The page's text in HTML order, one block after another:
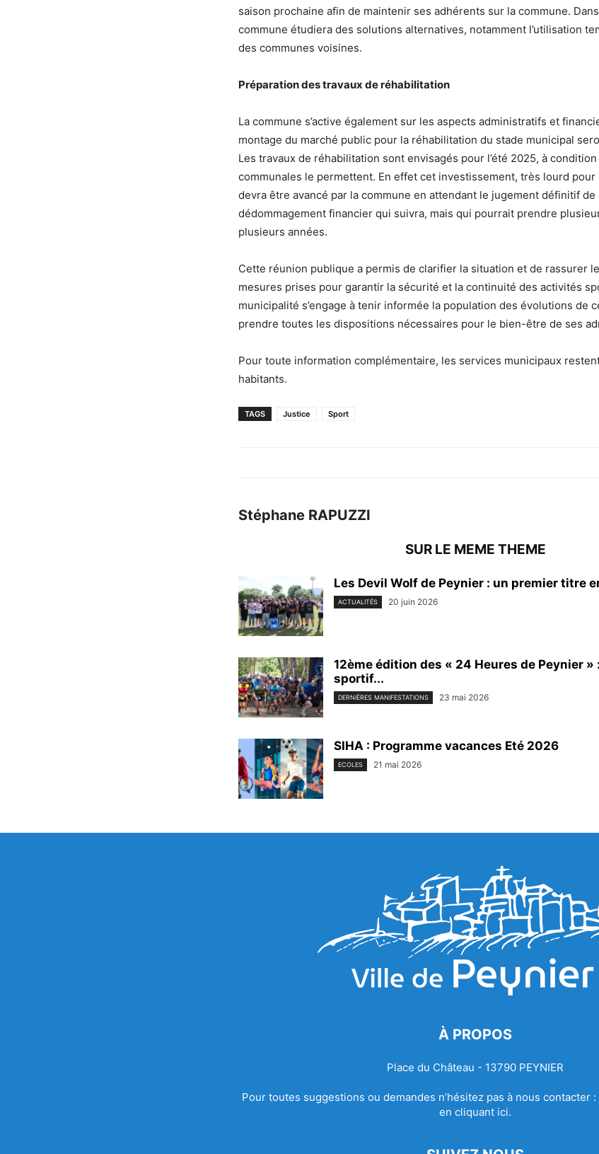
saison prochaine afin de maintenir ses adhérents sur la commune.
commune étudiera des solutions alternatives, notamment l’utilisation
des communes voisines.
Préparation des travaux de réhabilitation
La commune s’active également sur les aspects administratifs et
montage du marché public pour la réhabilitation du stade municipal
Les travaux de réhabilitation sont envisagés pour l’été 2025, à
communales le permettent. En effet cet investissement, très lourd pour
devra être avancé par la commune en attendant le jugement définitif de
dédommagement financier qui suivra, mais qui pourrait prendre
plusieurs années.
Cette réunion publique a permis de clarifier la situation et de rassurer
mesures prises pour garantir la sécurité et la continuité des activités
municipalité s’engage à tenir informée la population des évolutions de
prendre toutes les dispositions nécessaires pour le bien-être de ses
Pour toute information complémentaire, les services municipaux
habitants.
TAGS Justice Sport
Stéphane RAPUZZI
SUR LE MEME THEME
Les Devil Wolf de Peynier : un premier titre
ACTUALITÉS 20 juin 2026
12ème édition des « 24 Heures de Peynier »
sportif...
DERNIÈRES MANIFESTATIONS 23 mai 2026
SIHA : Programme vacances Eté 2026
ECOLES 21 mai 2026
À PROPOS
Place du Château - 13790 PEYNIER
Pour toutes suggestions ou demandes n’hésitez pas à nous contacter :
en cliquant ici.